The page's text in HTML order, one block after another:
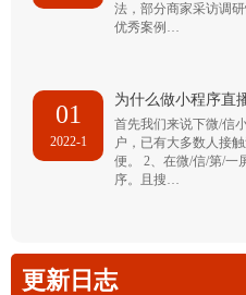
法，部分商家采访调
优秀案例…
01
2022-1
为什么做小程序直
首先我们来说下微/信
户，已有大多数人接
便。 2、在微/信/第/一
序。且搜…
更新日志